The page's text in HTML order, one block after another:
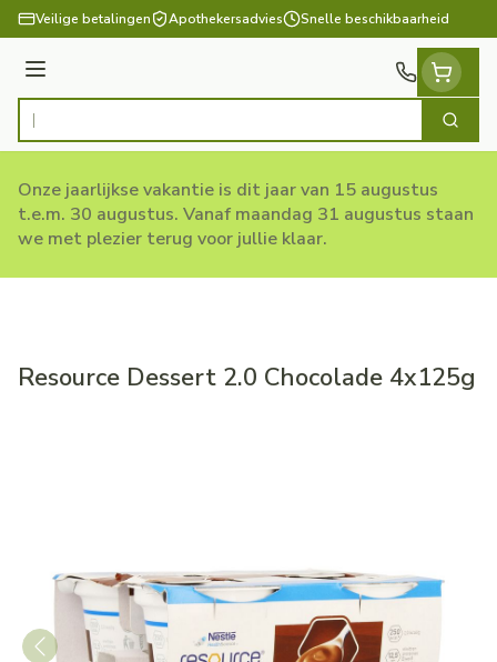
Ga naar de inhoud
Veilige betalingen Apothekersadvies Snelle beschikbaarheid
Menu
Product, merk, categorie... Zoek
Onze jaarlijkse vakantie is dit jaar van 15 augustus
t.e.m. 30 augustus. Vanaf maandag 31 augustus staan
we met plezier terug voor jullie klaar.
Resource Dessert 2.0 Chocolade 4x125g